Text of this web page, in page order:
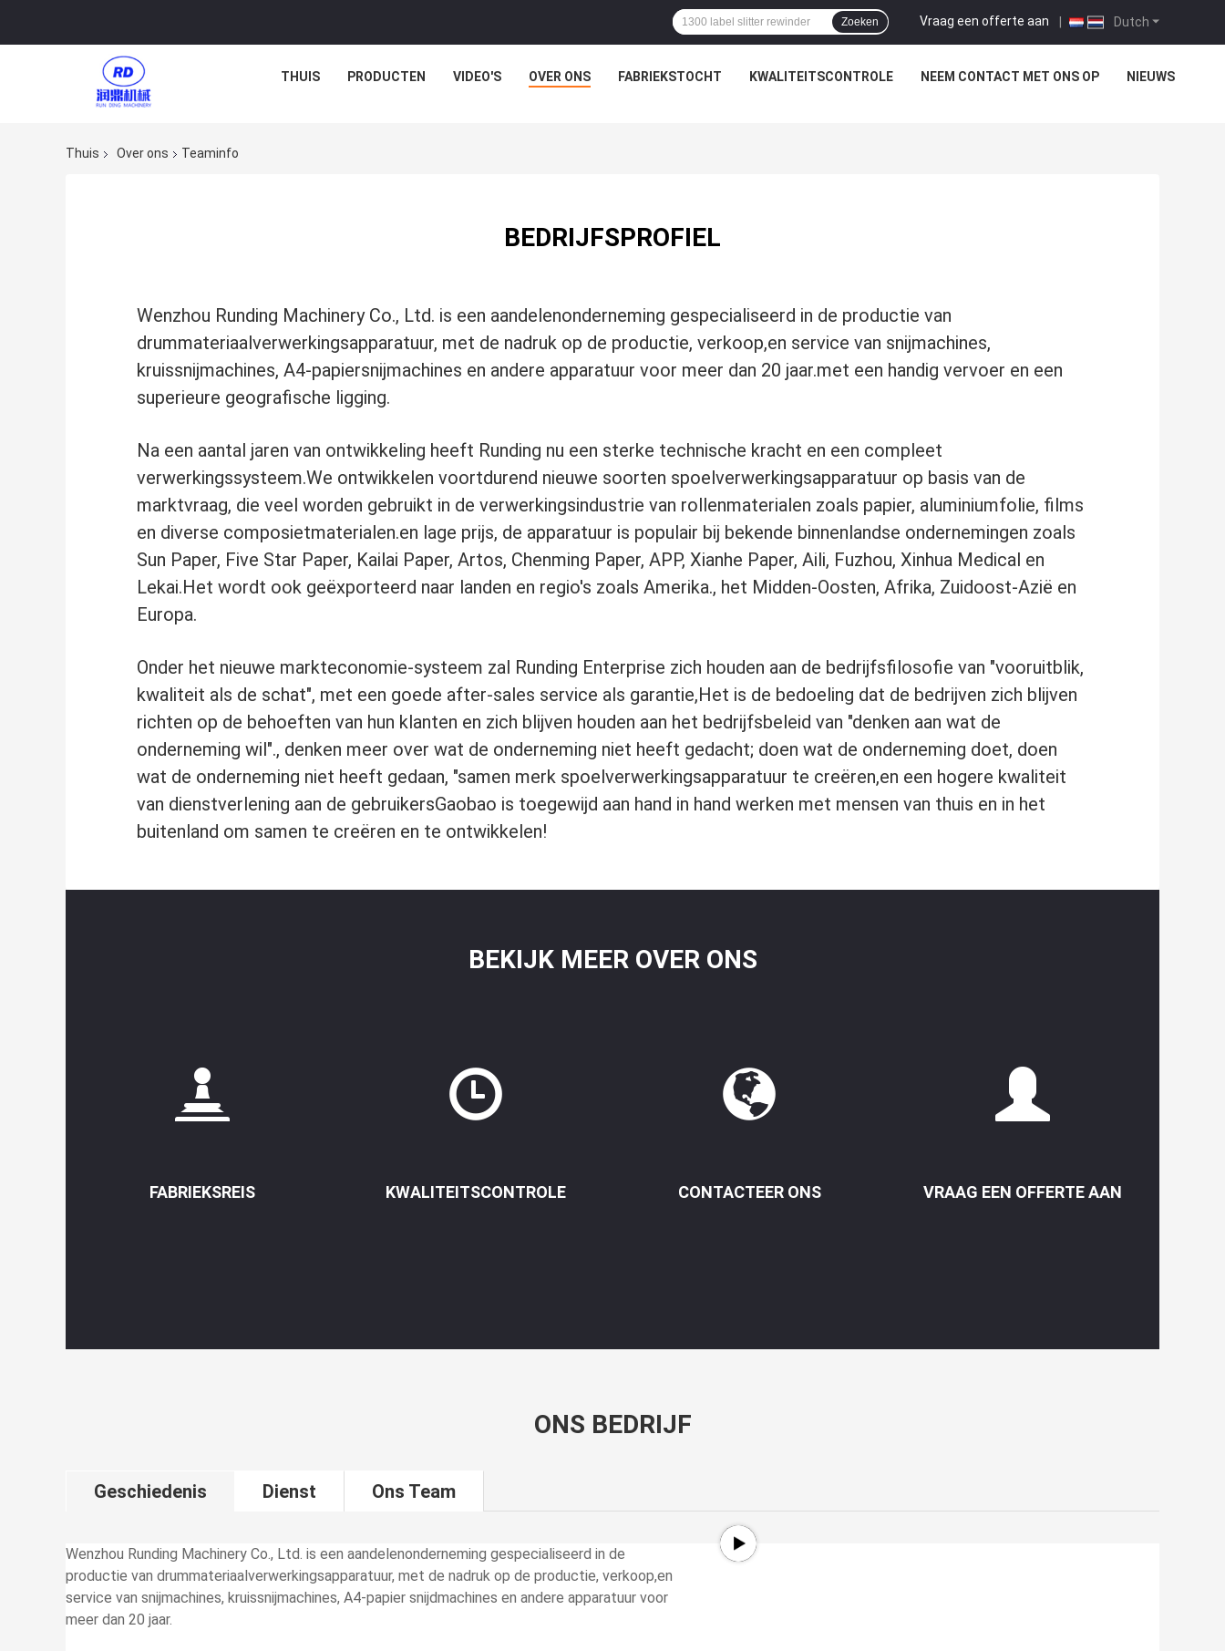
Dutch
Vraag een offerte aan |
Zoeken
THUIS PRODUCTEN VIDEO'S OVER ONS FABRIEKSTOCHT KWALITEITSCONTROLE NEEM CONTACT MET ONS OP NIEUWS
Thuis Over ons Teaminfo
BEDRIJFSPROFIEL
Wenzhou Runding Machinery Co., Ltd. is een aandelenonderneming gespecialiseerd in de productie van
drummateriaalverwerkingsapparatuur, met de nadruk op de productie, verkoop,en service van snijmachines,
kruissnijmachines, A4-papiersnijmachines en andere apparatuur voor meer dan 20 jaar.met een handig vervoer en een
superieure geografische ligging.
Na een aantal jaren van ontwikkeling heeft Runding nu een sterke technische kracht en een compleet
verwerkingssysteem.We ontwikkelen voortdurend nieuwe soorten spoelverwerkingsapparatuur op basis van de
marktvraag, die veel worden gebruikt in de verwerkingsindustrie van rollenmaterialen zoals papier, aluminiumfolie, films
en diverse composietmaterialen.en lage prijs, de apparatuur is populair bij bekende binnenlandse ondernemingen zoals
Sun Paper, Five Star Paper, Kailai Paper, Artos, Chenming Paper, APP, Xianhe Paper, Aili, Fuzhou, Xinhua Medical en
Lekai.Het wordt ook geëxporteerd naar landen en regio's zoals Amerika., het Midden-Oosten, Afrika, Zuidoost-Azië en
Europa.
Onder het nieuwe markteconomie-systeem zal Runding Enterprise zich houden aan de bedrijfsfilosofie van "vooruitblik,
kwaliteit als de schat", met een goede after-sales service als garantie,Het is de bedoeling dat de bedrijven zich blijven
richten op de behoeften van hun klanten en zich blijven houden aan het bedrijfsbeleid van "denken aan wat de
onderneming wil"., denken meer over wat de onderneming niet heeft gedacht; doen wat de onderneming doet, doen
wat de onderneming niet heeft gedaan, "samen merk spoelverwerkingsapparatuur te creëren,en een hogere kwaliteit
van dienstverlening aan de gebruikersGaobao is toegewijd aan hand in hand werken met mensen van thuis en in het
buitenland om samen te creëren en te ontwikkelen!
BEKIJK MEER OVER ONS
FABRIEKSREIS KWALITEITSCONTROLE CONTACTEER ONS VRAAG EEN OFFERTE AAN
ONS BEDRIJF
Geschiedenis Dienst Ons Team
Wenzhou Runding Machinery Co., Ltd. is een aandelenonderneming gespecialiseerd in de
productie van drummateriaalverwerkingsapparatuur, met de nadruk op de productie, verkoop,en
service van snijmachines, kruissnijmachines, A4-papier snijdmachines en andere apparatuur voor
meer dan 20 jaar.